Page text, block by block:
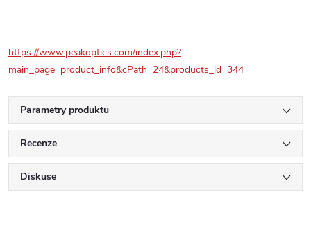
https://www.peakoptics.com/index.php?
main_page=product_info&cPath=24&products_id=344
Parametry produktu
Recenze
Diskuse